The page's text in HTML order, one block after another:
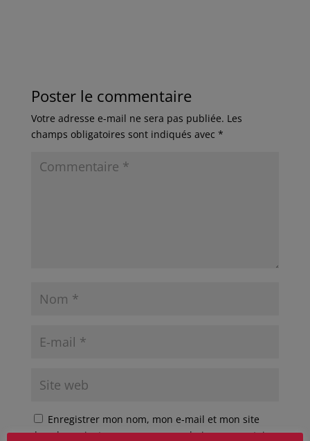
Poster le commentaire
Votre adresse e-mail ne sera pas publiée. Les
champs obligatoires sont indiqués avec *
Enregistrer mon nom, mon e-mail et mon site
dans le navigateur pour mon prochain commentaire.